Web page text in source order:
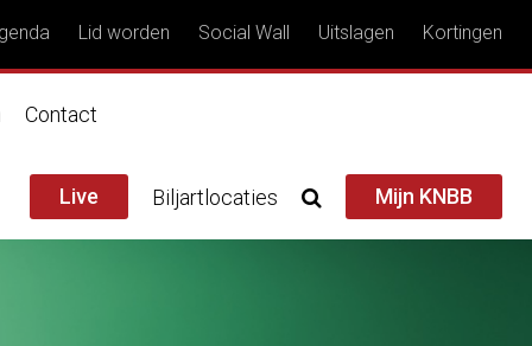
Lid worden Social Wall Uitslagen Kortingen
Contact
Live Biljartlocaties Mijn KNBB